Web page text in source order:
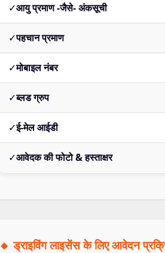
✓आयु प्रमाण -जैसे- अंकसूची
✓पहचान प्रमाण
✓मोबाइल नंबर
✓ब्लड ग्रुप
✓ई-मेल आईडी
✓आवेदक की फोटो & हस्ताक्षर
🔸 ड्राइविंग लाइसेंस के लिए आवेदन